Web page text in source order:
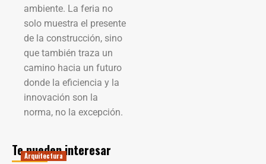
ambiente. La feria no
solo muestra el presente
de la construcción, sino
que también traza un
camino hacia un futuro
donde la eficiencia y la
innovación son la
norma, no la excepción.
Te pueden interesar
Arquitectura